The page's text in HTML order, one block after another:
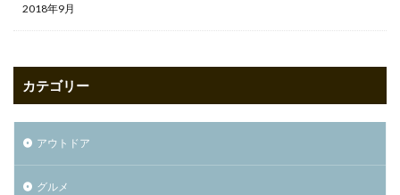
2018年9月
カテゴリー
アウトドア
グルメ